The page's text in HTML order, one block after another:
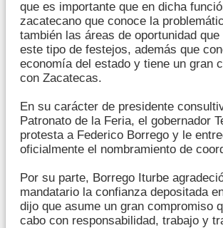
que es importante que en dicha
zacatecano que conoce la
también las áreas de oportunidad
este tipo de festejos, además que
economía del estado y tiene un gran
con Zacatecas.
En su carácter de presidente
Patronato de la Feria, el gobernador
protesta a Federico Borrego y le
oficialmente el nombramiento de
Por su parte, Borrego Iturbe
mandatario la confianza depositada
dijo que asume un gran compromiso
cabo con responsabilidad, trabajo y